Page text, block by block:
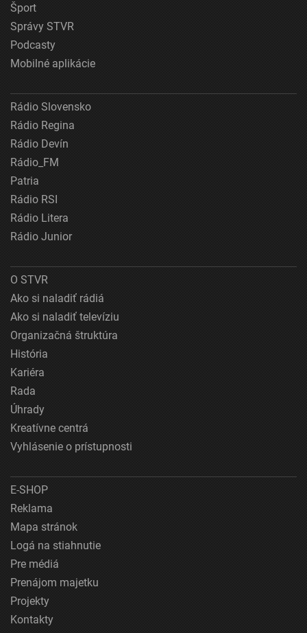
Šport
Správy STVR
Podcasty
Mobilné aplikácie
Rádio Slovensko
Rádio Regina
Rádio Devín
Rádio_FM
Patria
Rádio RSI
Rádio Litera
Rádio Junior
O STVR
Ako si naladiť rádiá
Ako si naladiť televíziu
Organizačná štruktúra
História
Kariéra
Rada
Úhrady
Kreatívne centrá
Vyhlásenie o prístupnosti
E-SHOP
Reklama
Mapa stránok
Logá na stiahnutie
Pre médiá
Prenájom majetku
Projekty
Kontakty